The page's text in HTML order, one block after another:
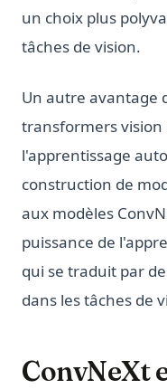
un choix plus
tâches de vision.
Un autre avantage
transformers vision
l'apprentissage
construction de
aux modèles
puissance de
qui se traduit par
dans les tâches de
ConvNeXt